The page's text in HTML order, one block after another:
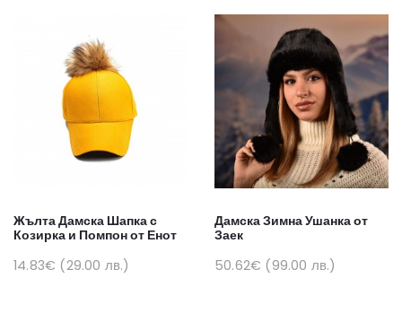
Жълта Дамска Шапка с
Козирка и Помпон от Енот
14.83€ (29.00 лв.)
Дамска Зимна Ушанка от
Заек
50.62€ (99.00 лв.)